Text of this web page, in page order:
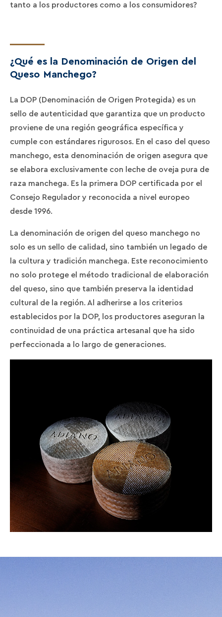
tanto a los productores como a los consumidores?
¿Qué es la Denominación de Origen del
Queso Manchego?
La DOP (Denominación de Origen Protegida) es un
sello de autenticidad que garantiza que un producto
proviene de una región geográfica específica y
cumple con estándares rigurosos. En el caso del queso
manchego, esta denominación de origen asegura que
se elabora exclusivamente con leche de oveja pura de
raza manchega. Es la primera DOP certificada por el
Consejo Regulador y reconocida a nivel europeo
desde 1996.
La denominación de origen del queso manchego no
solo es un sello de calidad, sino también un legado de
la cultura y tradición manchega. Este reconocimiento
no solo protege el método tradicional de elaboración
del queso, sino que también preserva la identidad
cultural de la región. Al adherirse a los criterios
establecidos por la DOP, los productores aseguran la
continuidad de una práctica artesanal que ha sido
perfeccionada a lo largo de generaciones.